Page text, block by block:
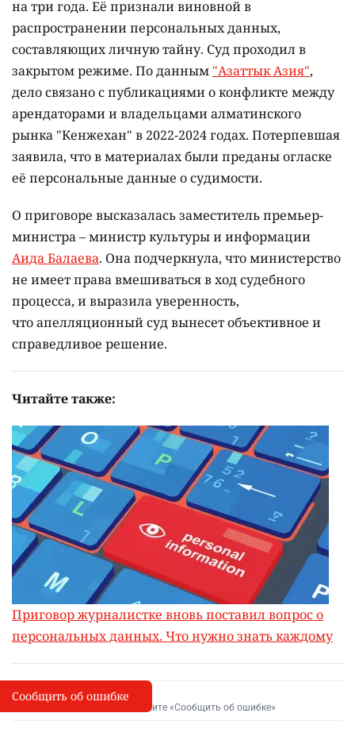
на три года. Её признали виновной в
распространении персональных данных,
составляющих личную тайну. Суд проходил в
закрытом режиме. По данным "Азаттык Азия",
дело связано с публикациями о конфликте между
арендаторами и владельцами алматинского
рынка "Кенжехан" в 2022-2024 годах. Потерпевшая
заявила, что в материалах были преданы огласке
её персональные данные о судимости.
О приговоре высказалась заместитель премьер-
министра – министр культуры и информации
Аида Балаева. Она подчеркнула, что министерство
не имеет права вмешиваться в ход судебного
процесса, и выразила уверенность,
что апелляционный суд вынесет объективное и
справедливое решение.
Читайте также:
Приговор журналистке вновь поставил вопрос о
персональных данных. Что нужно знать каждому
I
Сообщить об опечатке
Выделите фрагмент и нажмите «Сообщить об ошибке»
Сообщить об ошибке